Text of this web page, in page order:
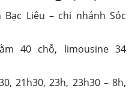
Liêu – chi nhánh Sóc
40 chỗ, limousine 34
21h30, 23h, 23h30 – 8h,